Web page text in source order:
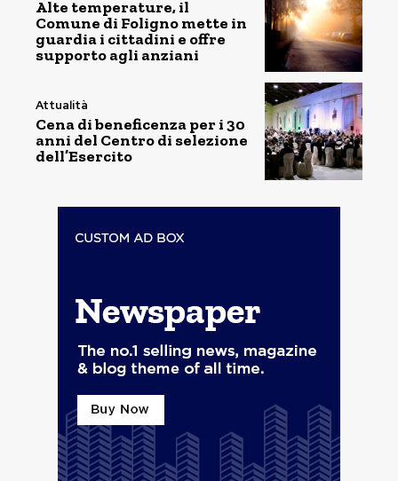
Alte temperature, il
Comune di Foligno mette in
guardia i cittadini e offre
supporto agli anziani
Attualità
Cena di beneficenza per i 30
anni del Centro di selezione
dell’Esercito